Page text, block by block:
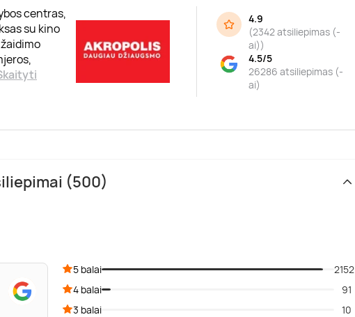
centras,
su kino
4.9
(2342 atsiliepimas (-
ai))
4.5/5
26286 atsiliepimas (-
ai)
(500)
5 balai
2152
4 balai
91
3 balai
10